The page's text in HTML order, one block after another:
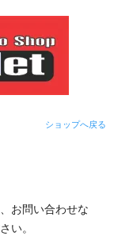
ショップへ戻る
お問い合わせな
い。